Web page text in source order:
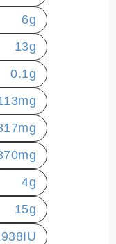
6g
13g
0.1g
mg
mg
mg
4g
15g
IU